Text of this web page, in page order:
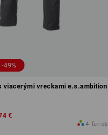
49%
viacerými vreckami e.s.ambition
€
4 farieb